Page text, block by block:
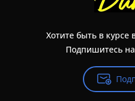
Хотите быть в курсе
Подпишитесь